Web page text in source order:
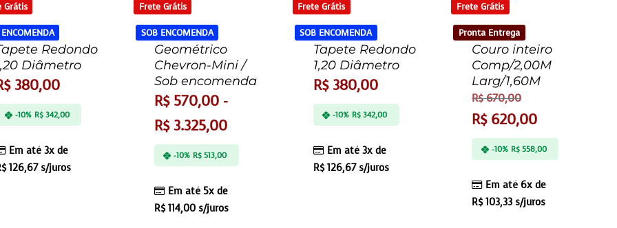
Grátis
Redondo
Diâmetro
380,00
Em até 3x de
126,67s/juros
-10% R$342,00
Frete Grátis
SOB ENCOMENDA
Geométrico
Chevron-Mini /
Sob encomenda
R$570,00 -
R$3.325,00
Em até 5x de
R$114,00s/juros
-10% R$ 513,00
Frete Grátis
SOB ENCOMENDA
Tapete Redondo
1,20 Diâmetro
R$380,00
Em até 3x de
R$126,67s/juros
-10% R$ 342,00
Frete Grátis
Pronta Entrega
Couro inteiro
Comp/2,00M
Larg/1,60M
R$670,00
R$620,00
Em até 6x de
R$103,33 s/juros
-10% R$558,00